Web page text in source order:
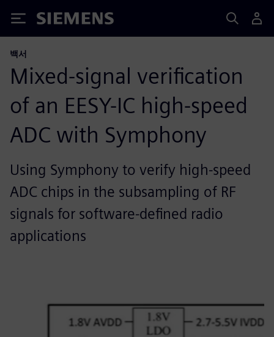
Siemens
백서
Mixed-signal verification
of an EESY-IC high-speed
ADC with Symphony
Using Symphony to verify high-speed
ADC chips in the subsampling of RF
signals for software-defined radio
applications